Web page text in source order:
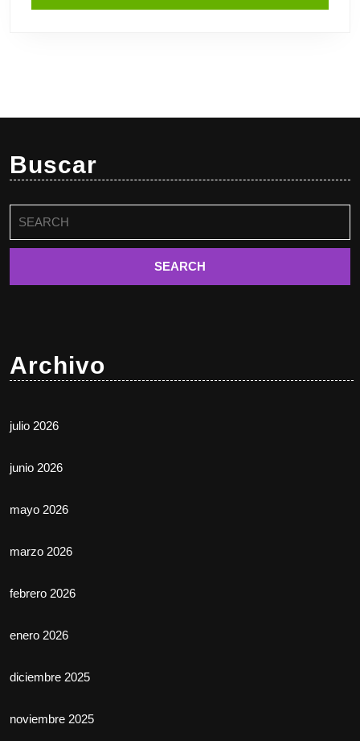
Buscar
Archivo
julio 2026
junio 2026
mayo 2026
marzo 2026
febrero 2026
enero 2026
diciembre 2025
noviembre 2025